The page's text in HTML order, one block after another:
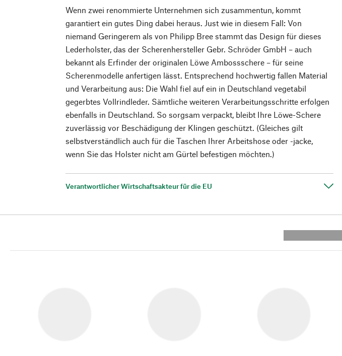
Wenn zwei renommierte Unternehmen sich zusammentun, kommt
garantiert ein gutes Ding dabei heraus. Just wie in diesem Fall: Von
niemand Geringerem als von Philipp Bree stammt das Design für dieses
Lederholster, das der Scherenhersteller Gebr. Schröder GmbH – auch
bekannt als Erfinder der originalen Löwe Ambossschere – für seine
Scherenmodelle anfertigen lässt. Entsprechend hochwertig fallen Material
und Verarbeitung aus: Die Wahl fiel auf ein in Deutschland vegetabil
gegerbtes Vollrindleder. Sämtliche weiteren Verarbeitungsschritte erfolgen
ebenfalls in Deutschland. So sorgsam verpackt, bleibt Ihre Löwe-Schere
zuverlässig vor Beschädigung der Klingen geschützt. (Gleiches gilt
selbstverständlich auch für die Taschen Ihrer Arbeitshose oder -jacke,
wenn Sie das Holster nicht am Gürtel befestigen möchten.)
Verantwortlicher Wirtschaftsakteur für die EU